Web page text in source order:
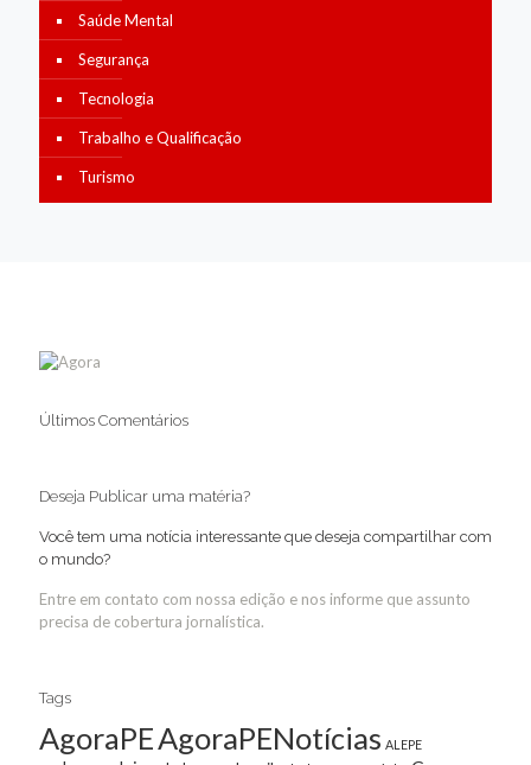
Saúde Mental
Segurança
Tecnologia
Trabalho e Qualificação
Turismo
Últimos Comentários
Deseja Publicar uma matéria?
Você tem uma notícia interessante que deseja compartilhar com
o mundo?
Entre em contato com nossa edição e nos informe que assunto
precisa de cobertura jornalística.
Tags
AgoraPEAgoraPENotícias ALEPE